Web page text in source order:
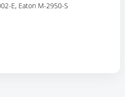
E, Eaton M-2950-S